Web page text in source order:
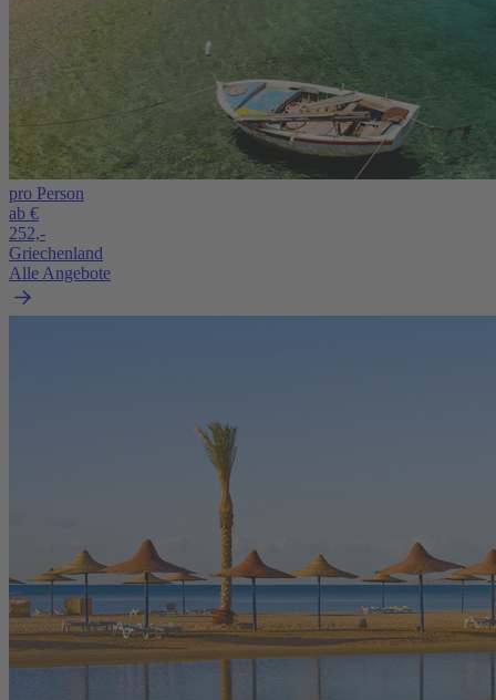
pro Person
ab €
252,-
Griechenland
Alle Angebote